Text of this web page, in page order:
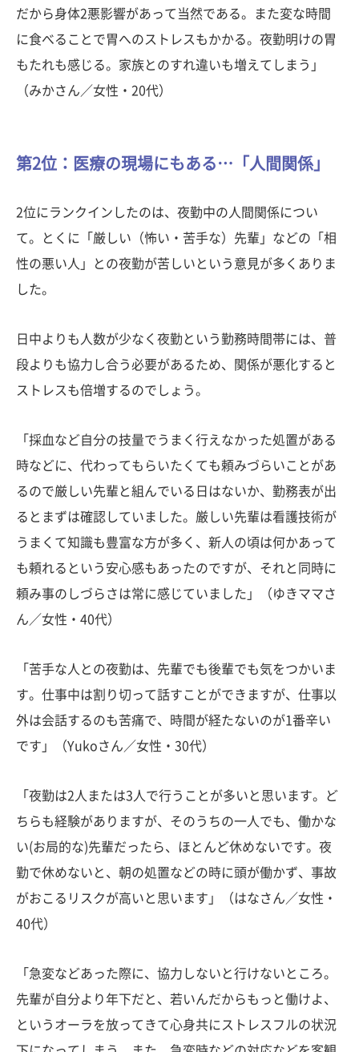
だから身体2悪影響があって当然である。また変な時間
に食べることで胃へのストレスもかかる。夜勤明けの胃
もたれも感じる。家族とのすれ違いも増えてしまう」
（みかさん／女性・20代）
第2位：医療の現場にもある…「人間関係」
2位にランクインしたのは、夜勤中の人間関係につい
て。とくに「厳しい（怖い・苦手な）先輩」などの「相
性の悪い人」との夜勤が苦しいという意見が多くありま
した。
日中よりも人数が少なく夜勤という勤務時間帯には、普
段よりも協力し合う必要があるため、関係が悪化すると
ストレスも倍増するのでしょう。
「採血など自分の技量でうまく行えなかった処置がある
時などに、代わってもらいたくても頼みづらいことがあ
るので厳しい先輩と組んでいる日はないか、勤務表が出
るとまずは確認していました。厳しい先輩は看護技術が
うまくて知識も豊富な方が多く、新人の頃は何かあって
も頼れるという安心感もあったのですが、それと同時に
頼み事のしづらさは常に感じていました」（ゆきママさ
ん／女性・40代）
「苦手な人との夜勤は、先輩でも後輩でも気をつかいま
す。仕事中は割り切って話すことができますが、仕事以
外は会話するのも苦痛で、時間が経たないのが1番辛い
です」（Yukoさん／女性・30代）
「夜勤は2人または3人で行うことが多いと思います。ど
ちらも経験がありますが、そのうちの一人でも、働かな
い(お局的な)先輩だったら、ほとんど休めないです。夜
勤で休めないと、朝の処置などの時に頭が働かず、事故
がおこるリスクが高いと思います」（はなさん／女性・
40代）
「急変などあった際に、協力しないと行けないところ。
先輩が自分より年下だと、若いんだからもっと働けよ、
というオーラを放ってきて心身共にストレスフルの状況